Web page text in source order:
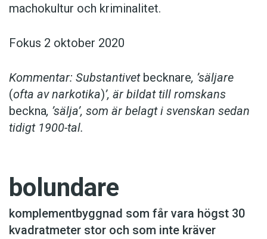
machokultur och kriminalitet.
Fokus 2 oktober 2020
Kommentar: Substantivet becknare, ’säljare
(ofta av narkotika)’, är bildat till romskans
beckna, ’sälja’, som är belagt i svenskan sedan
tidigt 1900-tal.
bolundare
komplementbyggnad som får vara högst 30
kvadratmeter stor och som inte kräver